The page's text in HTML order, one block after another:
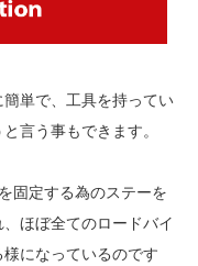
単で、工具を持ってい
言う事もできます。
固定する為のステーを
ほぼ全てのロードバイ
になっているのです